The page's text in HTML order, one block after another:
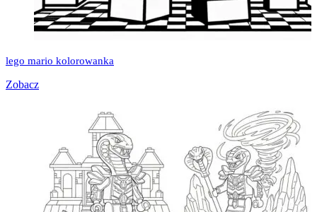
lego mario kolorowanka
Zobacz